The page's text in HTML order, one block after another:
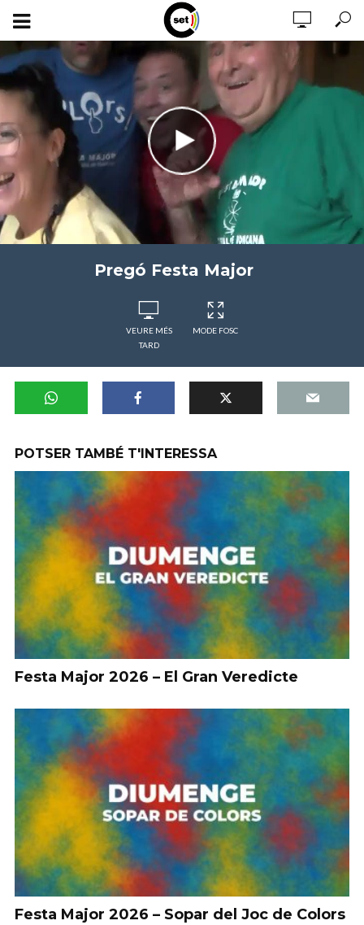
Pregó Festa Major
VEURE MÉS
TARD
MODE FOSC
POTSER TAMBÉ T'INTERESSA
Festa Major 2026 – El Gran Veredicte
Festa Major 2026 – Sopar del Joc de Colors